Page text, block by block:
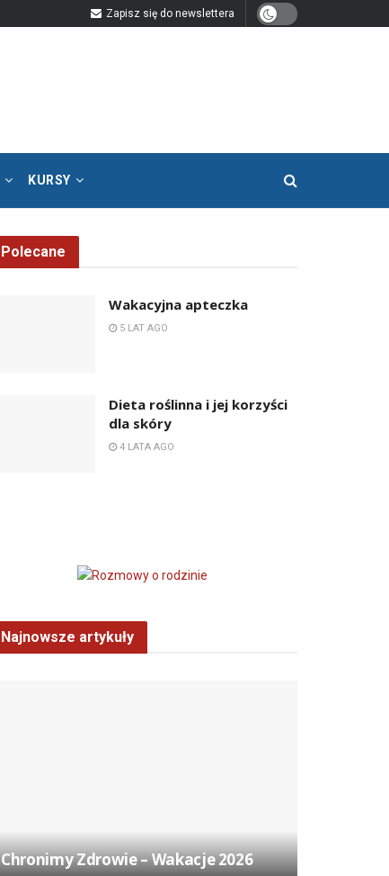
Zapisz się do newslettera
KURSY
Polecane
Wakacyjna apteczka
5 LAT AGO
Dieta roślinna i jej korzyści
dla skóry
4 LATA AGO
Najnowsze artykuły
Chronimy Zdrowie ­– Wakacje 2026